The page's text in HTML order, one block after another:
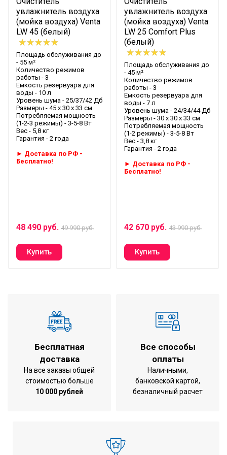
Размеры, см
61 х 30 х 52
Вес, кг
13
Потребляемая мощность, Вт (1-
5 режимы)
7/8/14/20/30
Количество режимов работы
5
Интерактивный сенсорный
дисплей
есть
Цветовой индикатор качества
воздуха
зеленый -
хороший,
бордовый - опасный
Таймер
1/3/5/7/9 ч
Программа очистки прибора
есть
WiFi-управление, пульт ДУ
есть
100-240 В/ 50-60
Артикул - 2121100
Модельный ряд - AH902\AW902\LPH60/LW60/LW62
Срок службы - 3 месяца
7 470 руб.
Гигиенический диск Venta х 3 шт для
Срок службы - 3 месяц
19 960 руб.
увлажнитель воздуха
(мойка воздуха) Venta
LW 45 (белый)
Площадь обслуживания до
- 55 м²
Количество режимов
работы - 3
Емкость резервуара для
воды - 10 л
Уровень шума - 25/37/42 Дб
Размеры - 45 х 30 х 33 см
Потребляемая мощность
(1-2-3 режимы) - 3-5-8 Вт
Вес - 5,8 кг
Гарантия - 2 года
► Доставка по РФ -
Бесплатно!
48 490 руб. 49 990 руб.
увлажнитель воздуха
(мойка воздуха) Venta
LW 25 Comfort Plus
(белый)
Площадь обслуживания до
- 45 м²
Количество режимов
работы - 3
Емкость резервуара для
воды - 7 л
Уровень шума - 24/34/44Дб
Размеры - 30 х 30 х 33 см
Потребляемая мощность
(1-2 режимы) - 3-5-8 Вт
Вес - 3,8 кг
Гарантия - 2 года
► Доставка по РФ -
Бесплатно!
42 670 руб. 43 990 руб.
Бесплатная
доставка
На все заказы общей
стоимостью больше
10 000 рублей
Все способы
оплаты
Наличными,
банковской картой,
безналичный расчет